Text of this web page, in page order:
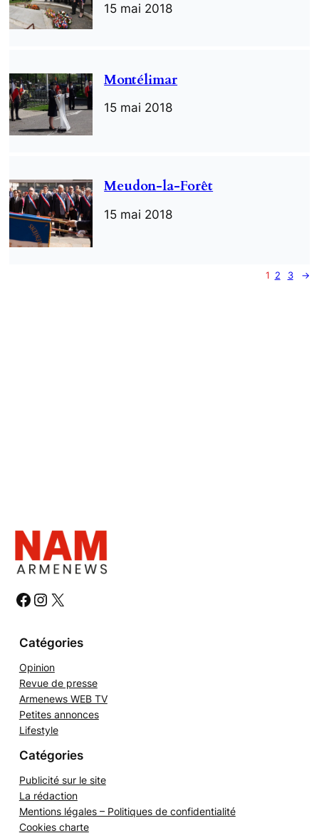
15 mai 2018
Montélimar
15 mai 2018
Meudon-la-Forêt
15 mai 2018
1 2 3 →
# # #
Catégories
Opinion
Revue de presse
Armenews WEB TV
Petites annonces
Lifestyle
Catégories
Publicité sur le site
La rédaction
Mentions légales – Politiques de confidentialité
Cookies charte